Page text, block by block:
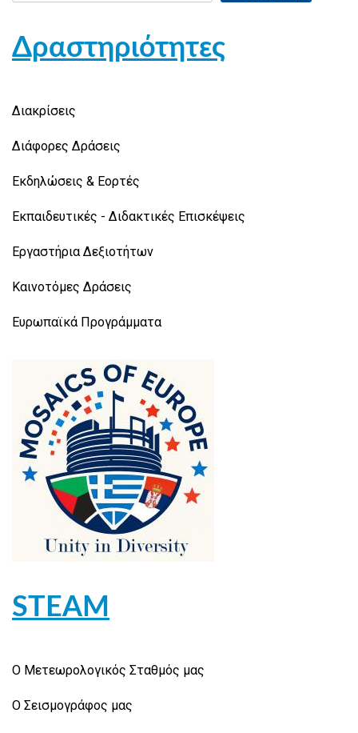
Δραστηριότητες
Διακρίσεις
Διάφορες Δράσεις
Εκδηλώσεις & Εορτές
Εκπαιδευτικές - Διδακτικές Επισκέψεις
Εργαστήρια Δεξιοτήτων
Καινοτόμες Δράσεις
Ευρωπαϊκά Προγράμματα
STEAM
Ο Μετεωρολογικός Σταθμός μας
Ο Σεισμογράφος μας